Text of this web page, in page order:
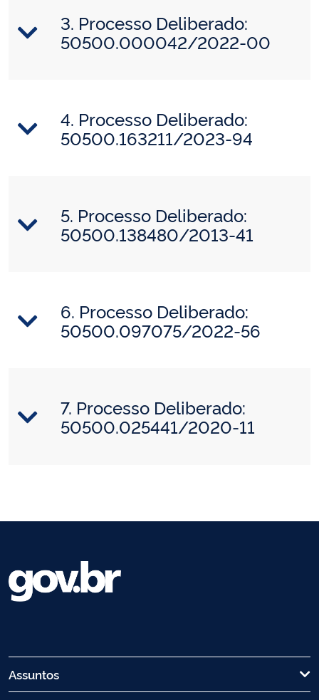
3. Processo Deliberado:
50500.000042/2022-00
4. Processo Deliberado:
50500.163211/2023-94
5. Processo Deliberado:
50500.138480/2013-41
6. Processo Deliberado:
50500.097075/2022-56
7. Processo Deliberado:
50500.025441/2020-11
Assuntos